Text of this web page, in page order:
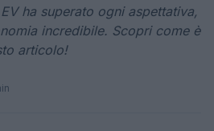
ha superato ogni aspettativa,
incredibile. Scopri come è
articolo!